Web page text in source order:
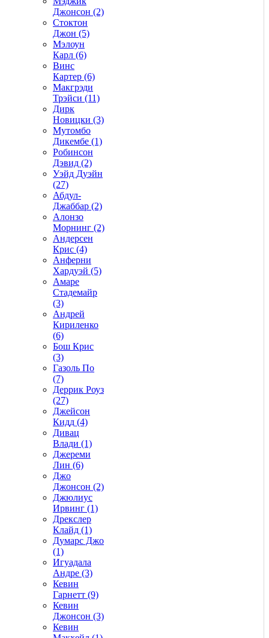
Джонсон (2)
Стоктон
Джон (5)
Мэлоун
Карл (6)
Винс
Картер (6)
Макгрэди
Трэйси (11)
Дирк
Новицки (3)
Мутомбо
Дикембе (1)
Робинсон
Дэвид (2)
Уэйд Дуэйн
(27)
Абдул-
Джаббар (2)
Алонзо
Морнинг (2)
Андерсен
Крис (4)
Анферни
Xардуэй (5)
Амаре
Стадемайр
(3)
Андрей
Кириленко
(6)
Бош Крис
(3)
Газоль По
(7)
Деррик Роуз
(27)
Джейсон
Кидд (4)
Дивац
Влади (1)
Джереми
Лин (6)
Джо
Джонсон (2)
Джюлиус
Ирвинг (1)
Дрекслер
Клайд (1)
Думарс Джо
(1)
Игуадала
Андре (3)
Кевин
Гарнетт (9)
Кевин
Джонсон (3)
Кевин